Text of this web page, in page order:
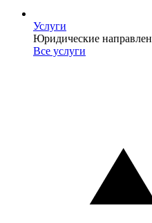
Услуги
Услуги
Юридические
Все услуги